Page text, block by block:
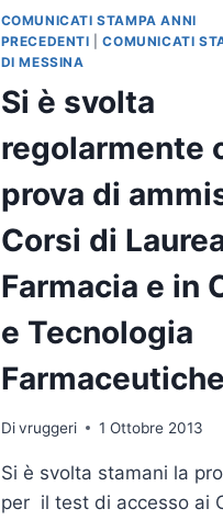
COMUNICATI STAMPA ANNI
PRECEDENTI |COMUNICATI
DI MESSINA
Si è svolta
regolarmente
prova di
Corsi di
Farmacia e in
e Tecnologia
Farmaceutiche
Di vruggeri 1 Ottobre 2013
Si è svolta stamani la
per il test di accesso ai